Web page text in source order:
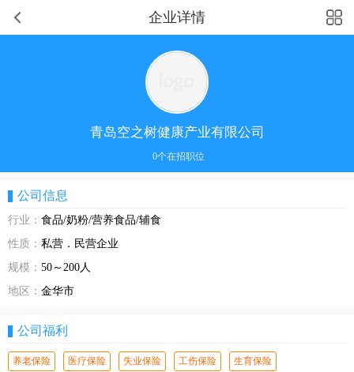
企业详情
青岛空之树健康产业有限公司
0个在招职位
公司信息
行业： 食品/奶粉/营养食品/辅食
性质： 私营．民营企业
规模： 50～200人
地区： 金华市
公司福利
养老保险 医疗保险 失业保险 工伤保险 生育保险